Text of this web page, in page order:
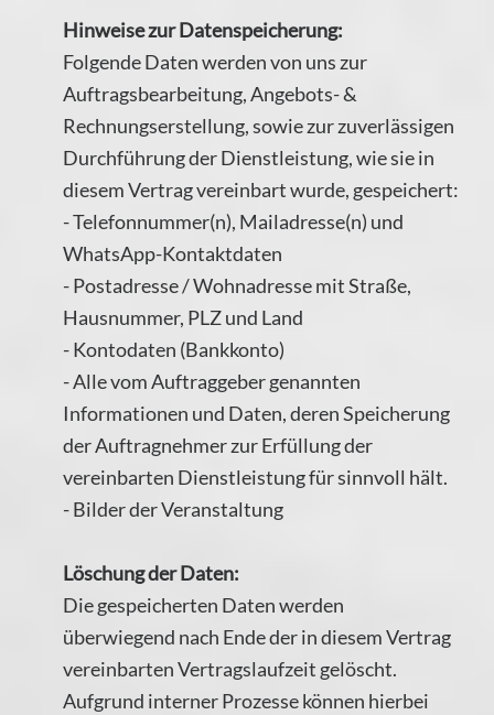
Hinweise zur Datenspeicherung:
Folgende Daten werden von uns zur
Auftragsbearbeitung, Angebots- &
Rechnungserstellung, sowie zur zuverlässigen
Durchführung der Dienstleistung, wie sie in
diesem Vertrag vereinbart wurde, gespeichert:
- Telefonnummer(n), Mailadresse(n) und
WhatsApp-Kontaktdaten
- Postadresse / Wohnadresse mit Straße,
Hausnummer, PLZ und Land
- Kontodaten (Bankkonto)
- Alle vom Auftraggeber genannten
Informationen und Daten, deren Speicherung
der Auftragnehmer zur Erfüllung der
vereinbarten Dienstleistung für sinnvoll hält.
- Bilder der Veranstaltung
Löschung der Daten:
Die gespeicherten Daten werden
überwiegend nach Ende der in diesem Vertrag
vereinbarten Vertragslaufzeit gelöscht.
Aufgrund interner Prozesse können hierbei